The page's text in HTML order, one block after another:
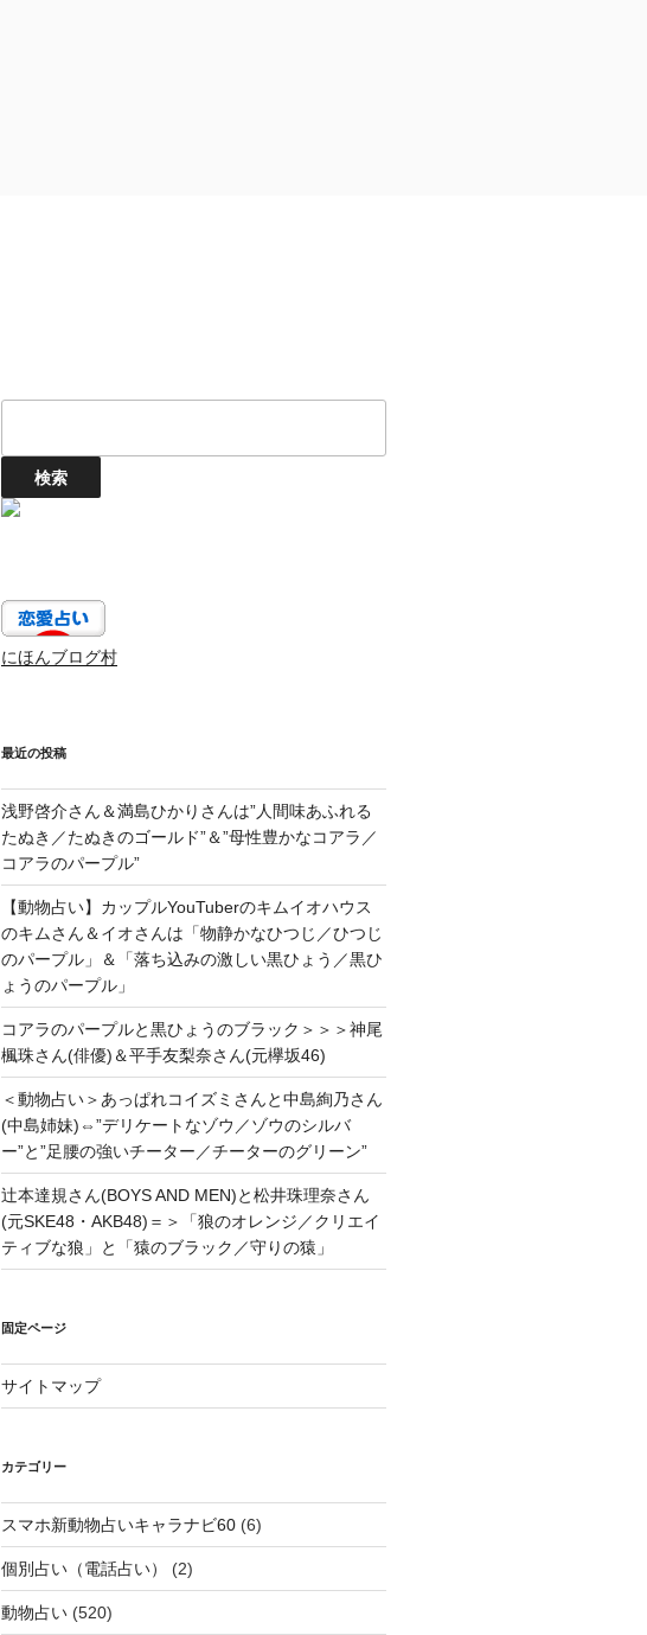
にほんブログ村
最近の投稿
浅野啓介さん＆満島ひかりさんは”人間味あふれる
たぬき／たぬきのゴールド”＆”母性豊かなコアラ／
コアラのパープル”
【動物占い】カップルYouTuberのキムイオハウス
のキムさん＆イオさんは「物静かなひつじ／ひつじ
のパープル」＆「落ち込みの激しい黒ひょう／黒ひ
ょうのパープル」
コアラのパープルと黒ひょうのブラック＞＞＞神尾
楓珠さん(俳優)＆平手友梨奈さん(元欅坂46)
＜動物占い＞あっぱれコイズミさんと中島絢乃さん
(中島姉妹)⇔”デリケートなゾウ／ゾウのシルバ
ー”と”足腰の強いチーター／チーターのグリーン”
辻本達規さん(BOYS AND MEN)と松井珠理奈さん
(元SKE48・AKB48)＝＞「狼のオレンジ／クリエイ
ティブな狼」と「猿のブラック／守りの猿」
固定ページ
サイトマップ
カテゴリー
スマホ新動物占いキャラナビ60(6)
個別占い（電話占い） (2)
動物占い(520)